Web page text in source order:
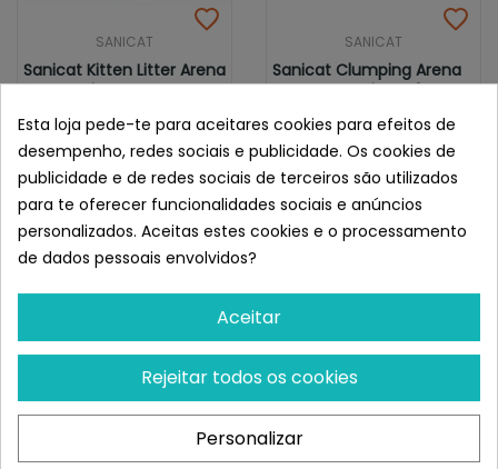
SANICAT
Sanicat Kitten Litter Arena
Para Gatitos
¡Últimas produtos!
4,52 €
SANICAT
Sanicat Clumping Arena
Para Gatos Sin Perfume
Restam 77 uds
9,15 €
Esta loja pede-te para aceitares cookies para efeitos de
desempenho, redes sociais e publicidade. Os cookies de
publicidade e de redes sociais de terceiros são utilizados
para te oferecer funcionalidades sociais e anúncios
personalizados. Aceitas estes cookies e o processamento
de dados pessoais envolvidos?
Aceitar
Rejeitar todos os cookies
Personalizar